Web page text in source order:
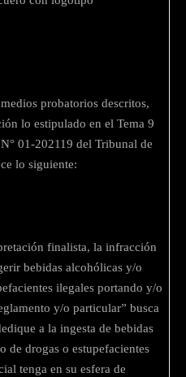
probatorios descritos,
lo estipulado en el Tema 9
01-202119 del Tribunal de
lo siguiente:
finalista, la infracción
bebidas alcohólicas y/o
ilegales portando y/o
y/o particular” busca
a la ingesta de bebidas
de drogas o estupefacientes
tenga en su esfera de